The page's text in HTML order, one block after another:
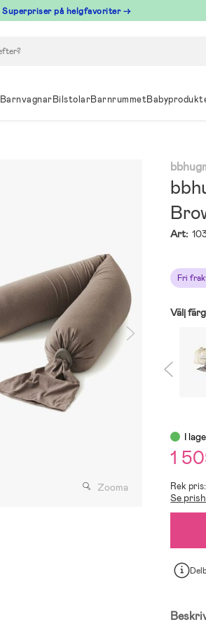
Superpriser på helgfavoriter →
BarnvagnarBilstolarBarnrummet
Zooma
Art:
Fri
Välj
I
1
Rek
Se